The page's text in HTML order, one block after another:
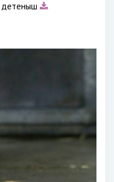
детеныш